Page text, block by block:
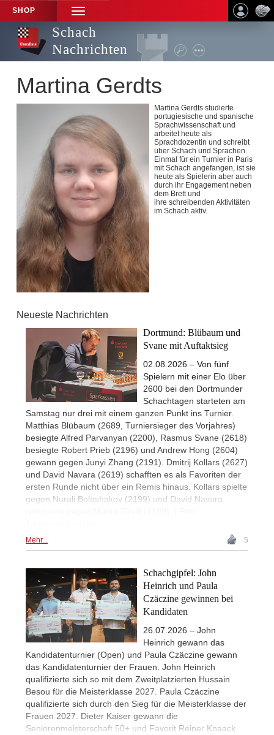
SHOP
TOGGLE
NAVIGATION
Schach
Nachrichten
Martina Gerdts
Martina Gerdts studierte
portugiesische und spanische
Sprachwissenschaft und
arbeitet heute als
Sprachdozentin und schreibt
über Schach und Sprachen.
Einmal für ein Turnier in Paris
mit Schach angefangen, ist sie
heute als Spielerin aber auch
durch ihr Engagement neben
dem Brett und
ihre schreibenden Aktivitäten
im Schach aktiv.
Neueste Nachrichten
Dortmund: Blübaum und
Svane mit Auftaktsieg
02.08.2026 – Von fünf
Spielern mit einer Elo über
2600 bei den Dortmunder
Schachtagen starteten am
Samstag nur drei mit einem ganzen Punkt ins Turnier.
Matthias Blübaum (2689, Turniersieger des Vorjahres)
besiegte Alfred Parvanyan (2200), Rasmus Svane (2618)
besiegte Robert Prieb (2196) und Andrew Hong (2604)
gewann gegen Junyi Zhang (2191). Dmitrij Kollars (2627)
und David Navara (2619) schafften es als Favoriten der
ersten Runde nicht über ein Remis hinaus. Kollars spielte
gegen Nurali Bolashakov (2199) und David Navara
Mehr... 5
Schachgipfel: John
Heinrich und Paula
Czäczine gewinnen bei
Kandidaten
26.07.2026 – John
Heinrich gewann das
Kandidatenturnier (Open) und Paula Czäczine gewann
das Kandidatenturnier der Frauen. John Heinrich
qualifizierte sich so mit dem Zweitplatzierten Hussain
Besou für die Meisterklasse 2027. Paula Czäczine
qualifizierte sich durch den Sieg für die Meisterklasse der
Frauen 2027. Dieter Kaiser gewann die
Seniorenmeisterschaft 50+ und Favorit Reiner Knaack